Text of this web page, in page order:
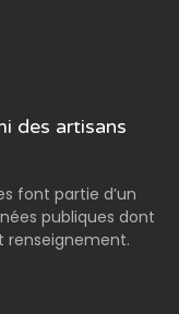
des artisans
font partie d’un
publiques dont
renseignement.